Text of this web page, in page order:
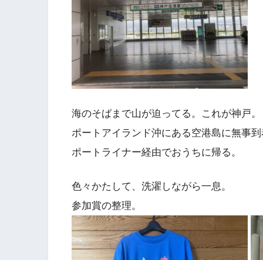
海のそばまで山が迫ってる。これが神戸。
ポートアイランド沖にある空港島に無事
ポートライナー経由でおうちに帰る。
色々かたして、洗濯しながら一息。
参加賞の整理。